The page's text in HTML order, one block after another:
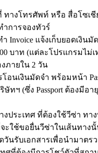
ทางโทรศัพท์ หรือ สื่อโซเชี
ำการจองทัวร์
Invoice แจ้งเก็บยอดเงิน
บาท (แต่ละโปรแกรมไม่
ภายใน 2 วัน
อนเงินมัดจำ พร้อมหน้า
ษัทฯ (ซึ่ง Passport ต้องมีอา
ประเทศ ที่ต้องใช้วีซ่า ทา
ะใช้ขอยื่นวีซ่าในเส้นทางนั้
วันรับเอกสารเพื่อนำมาตร